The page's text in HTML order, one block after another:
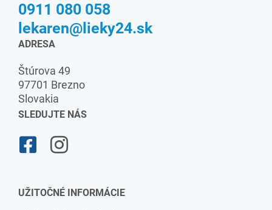
0911 080 058
lekaren@lieky24.sk
ADRESA
Štúrova 49
97701 Brezno
Slovakia
SLEDUJTE NÁS
UŽITOČNÉ INFORMÁCIE